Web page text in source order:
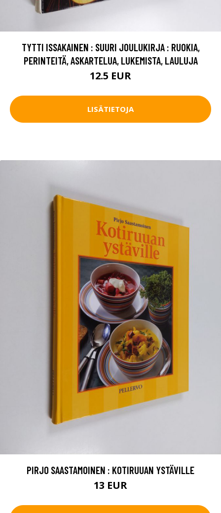
TYTTI ISSAKAINEN : SUURI JOULUKIRJA : RUOKIA,
PERINTEITÄ, ASKARTELUA, LUKEMISTA, LAULUJA
12.5 EUR
LISÄTIETOJA
PIRJO SAASTAMOINEN : KOTIRUUAN YSTÄVILLE
13 EUR